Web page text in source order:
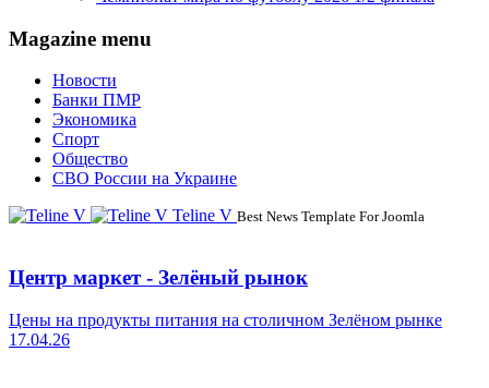
Magazine menu
Новости
Банки ПМР
Экономика
Спорт
Общество
СВО России на Украине
Teline V Best News Template For Joomla
Центр маркет - Зелёный рынок
Цены на продукты питания на столичном Зелёном рынке
17.04.26